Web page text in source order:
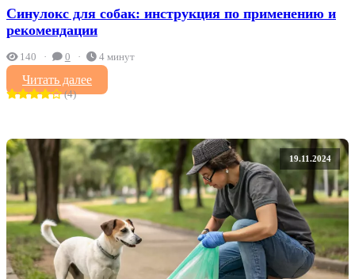
Синулокс для собак: инструкция по применению и
рекомендации
140 0 4 минут
Читать далее
(4)
19.11.2024